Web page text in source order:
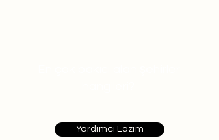
Yardımcı Lazım